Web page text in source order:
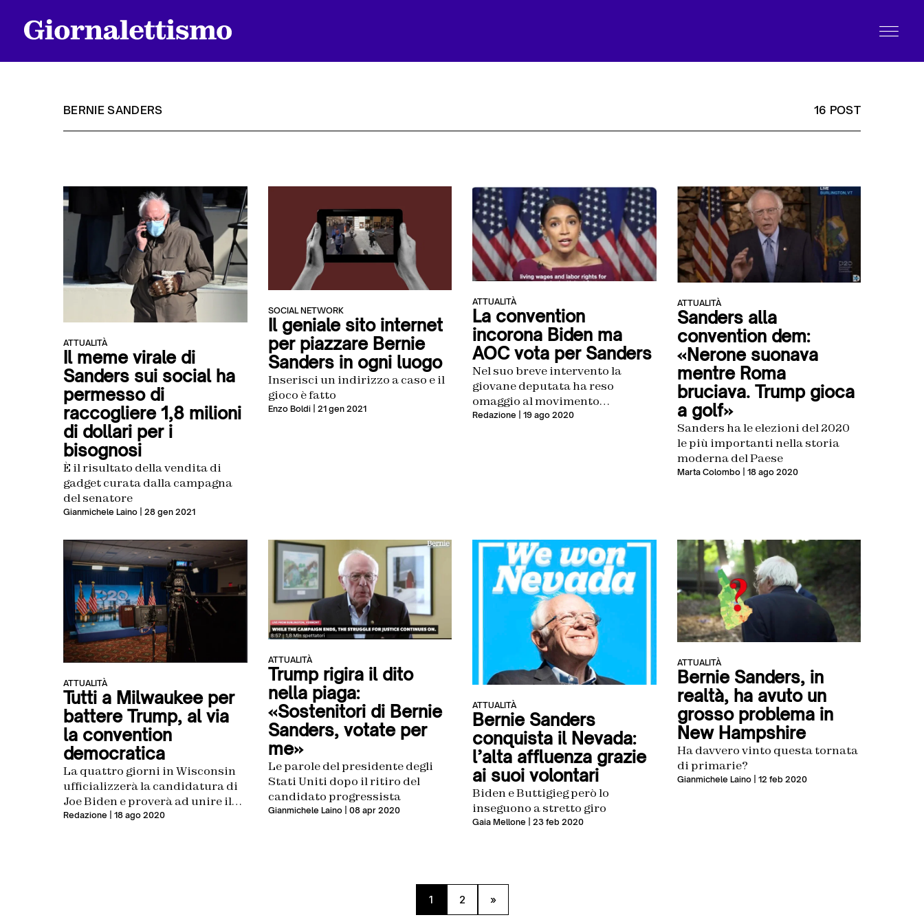
Chi siamo
BERNIE SANDERS 16 POST
ATTUALITÀ
Il meme virale di
Sanders sui social ha
permesso di
raccogliere 1,8 milioni
di dollari per i
bisognosi
È il risultato della vendita di
gadget curata dalla campagna
del senatore
Gianmichele Laino | 28 gen 2021
SOCIAL NETWORK
Il geniale sito internet
per piazzare Bernie
Sanders in ogni luogo
Inserisci un indirizzo a caso e il
gioco è fatto
Enzo Boldi| 21 gen 2021
ATTUALITÀ
La convention
incorona Biden ma
AOC vota per Sanders
Nel suo breve intervento la
giovane deputata ha reso
omaggio al movimento
progressista che in questi anni è
Redazione | 19 ago 2020
ATTUALITÀ
Sanders alla
convention dem:
«Nerone suonava
mentre Roma
bruciava. Trump gioca
a golf»
Sanders ha le elezioni del 2020
le più importanti nella storia
moderna del Paese
Marta Colombo| 18 ago 2020
ATTUALITÀ
Tutti a Milwaukee per
battere Trump, al via
la convention
democratica
La quattro giorni in Wisconsin
ufficializzerà la candidatura di
Joe Biden e proverà ad unire il
partito nella sfida per battere
Redazione | 18 ago 2020
ATTUALITÀ
Trump rigira il dito
nella piaga:
«Sostenitori di Bernie
Sanders, votate per
me»
Le parole del presidente degli
Stati Uniti dopo il ritiro del
candidato progressista
Gianmichele Laino| 08 apr 2020
ATTUALITÀ
Bernie Sanders
conquista il Nevada:
l’alta affluenza grazie
ai suoi volontari
Biden e Buttigieg però lo
inseguono a stretto giro
Gaia Mellone | 23 feb 2020
ATTUALITÀ
Bernie Sanders, in
realtà, ha avuto un
grosso problema in
New Hampshire
Ha davvero vinto questa tornata
di primarie?
Gianmichele Laino| 12 feb 2020
1 2 »